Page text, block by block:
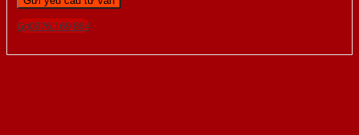
Gọi 0976.169.864